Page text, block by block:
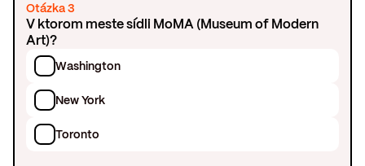
Otázka 3
V ktorom meste sídli MoMA (Museum of Modern
Art)?
Washington
New York
Toronto